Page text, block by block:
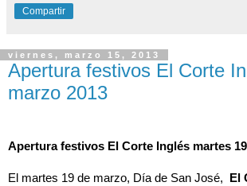
Compartir
viernes, marzo 15, 2013
Apertura festivos El Corte
marzo 2013
Apertura festivos El Corte Inglés martes
El martes 19 de marzo, Día de San José, El